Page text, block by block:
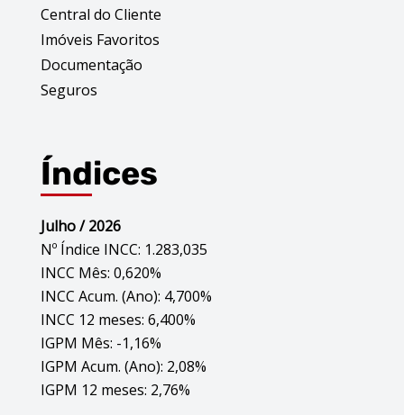
Central do Cliente
Imóveis Favoritos
Documentação
Seguros
Índices
Julho / 2026
Nº Índice INCC: 1.283,035
INCC Mês: 0,620%
INCC Acum. (Ano): 4,700%
INCC 12 meses: 6,400%
IGPM Mês: -1,16%
IGPM Acum. (Ano): 2,08%
IGPM 12 meses: 2,76%